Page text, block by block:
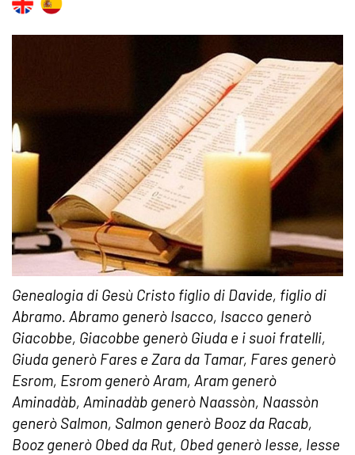
Genealogia di Gesù Cristo figlio di Davide, figlio di
Abramo. Abramo generò Isacco, Isacco generò
Giacobbe, Giacobbe generò Giuda e i suoi fratelli,
Giuda generò Fares e Zara da Tamar, Fares generò
Esrom, Esrom generò Aram, Aram generò
Aminadàb, Aminadàb generò Naassòn, Naassòn
generò Salmon, Salmon generò Booz da Racab,
Booz generò Obed da Rut, Obed generò Iesse, Iesse